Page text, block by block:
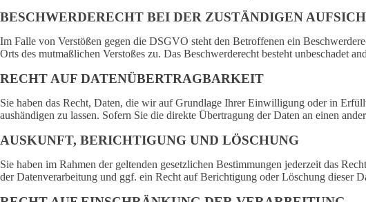
BESCHWERDE­RECHT BEI DER ZUSTÄNDIGEN
Im Falle von Verstößen gegen die DSGVO steht den Betroffenen ein
Orts des mutmaßlichen Verstoßes zu. Das Beschwerderecht besteht unbeschadet
RECHT AUF DATEN­ÜBERTRAG­BARKEIT
Sie haben das Recht, Daten, die wir auf Grundlage Ihrer Einwilligung oder in
aushändigen zu lassen. Sofern Sie die direkte Übertragung der Daten an einen
AUSKUNFT, BERICHTIGUNG UND LÖSCHUNG
Sie haben im Rahmen der geltenden gesetzlichen Bestimmungen jederzeit das
der Datenverarbeitung und ggf. ein Recht auf Berichtigung oder Löschung dieser